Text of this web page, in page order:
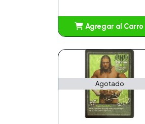
Agregar al Carro
Agotado